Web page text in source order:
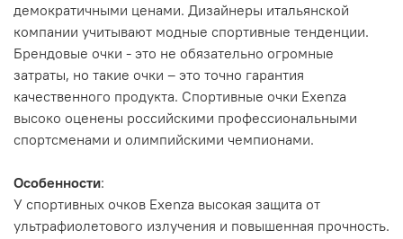
демократичными ценами. Дизайнеры итальянской
компании учитывают модные спортивные тенденции.
Брендовые очки - это не обязательно огромные
затраты, но такие очки – это точно гарантия
качественного продукта. Спортивные очки Exenza
высоко оценены российскими профессиональными
спортсменами и олимпийскими чемпионами.
Особенности:
У спортивных очков Exenza высокая защита от
ультрафиолетового излучения и повышенная прочность.